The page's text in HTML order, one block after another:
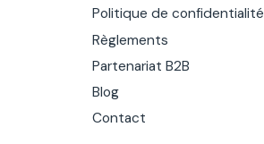
Politique de confidentialité
Règlements
Partenariat B2B
Blog
Contact